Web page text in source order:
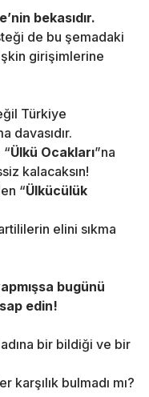
bekasıdır.
de bu şemadaki
girişimlerine
Türkiye
davasıdır.
Ülkü Ocakları”na
kalacaksın!
“Ülkücülük
elini sıkma
bugünü
edin!
bir bildiği ve bir
karşılık bulmadı mı?